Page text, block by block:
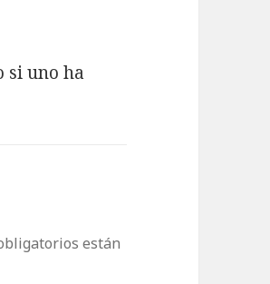
si uno ha
están